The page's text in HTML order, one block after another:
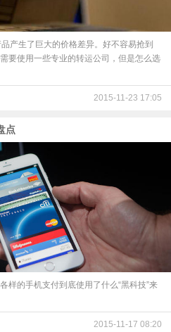
产生了巨大的价格差异。好不容易抢到
要使用一些专业的转运公司，但是怎么选
2015-11-23 17:05
点
样的手机支付到底使用了什么“黑科技”来
2015-11-17 08:20